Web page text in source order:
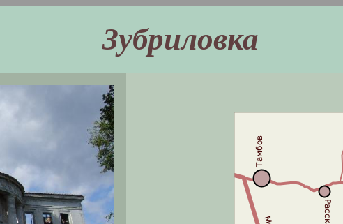
Зубриловка